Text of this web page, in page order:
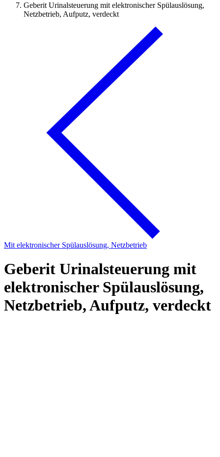
Geberit Urinalsteuerung mit elektronischer Spülauslösung,
Netzbetrieb, Aufputz, verdeckt
Mit elektronischer Spülauslösung, Netzbetrieb
Geberit Urinalsteuerung mit
elektronischer Spülauslösung,
Netzbetrieb, Aufputz, verdeckt